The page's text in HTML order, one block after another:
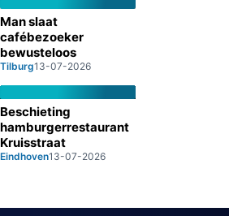
Man slaat
cafébezoeker
bewusteloos
Tilburg13-07-2026
Beschieting
hamburgerrestaurant
Kruisstraat
Eindhoven13-07-2026